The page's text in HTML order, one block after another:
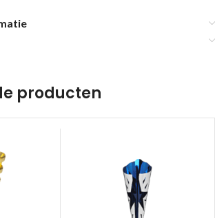
producten